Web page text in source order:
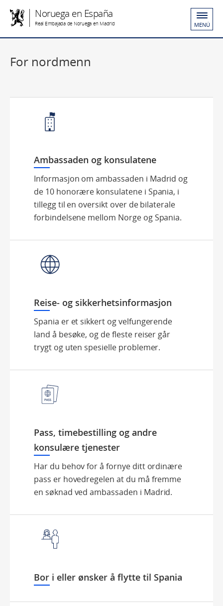
Noruega en España
Real Embajada de Noruega en Madrid MENÚ
For nordmenn
Ambassaden og konsulatene
Informasjon om ambassaden i Madrid og
de 10 honorære konsulatene i Spania, i
tillegg til en oversikt over de bilaterale
forbindelsene mellom Norge og Spania.
Reise- og sikkerhetsinformasjon
Spania er et sikkert og velfungerende
land å besøke, og de fleste reiser går
trygt og uten spesielle problemer.
Pass, timebestilling og andre
konsulære tjenester
Har du behov for å fornye ditt ordinære
pass er hovedregelen at du må fremme
en søknad ved ambassaden i Madrid.
Bor i eller ønsker å flytte til Spania